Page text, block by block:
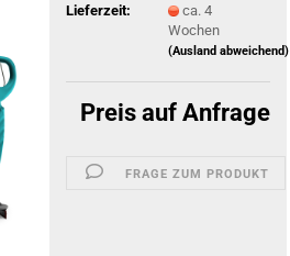
Lieferzeit:
ca. 4
Wochen
(Ausland abweichend)
Preis auf Anfrage
FRAGE ZUM PRODUKT